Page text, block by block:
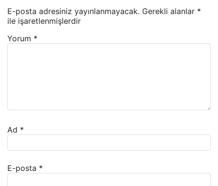
E-posta adresiniz yayınlanmayacak. Gerekli alanlar *
ile işaretlenmişlerdir
Yorum *
Ad *
E-posta *